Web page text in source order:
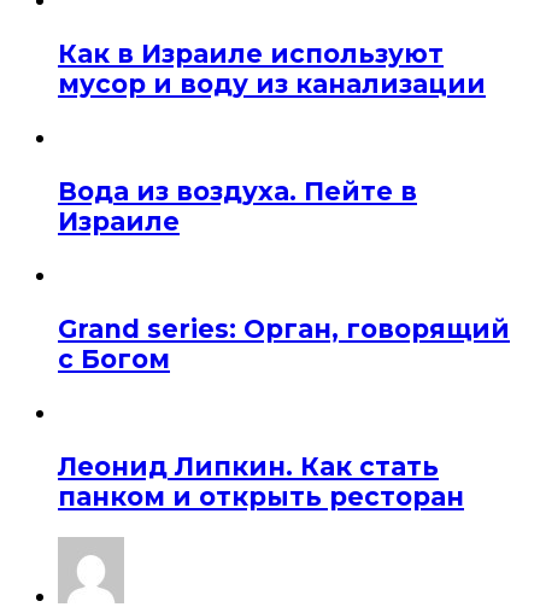
Как в Израиле используют
мусор и воду из канализации
Вода из воздуха. Пейте в
Израиле
Grand series: Орган, говорящий
с Богом
Леонид Липкин. Как стать
панком и открыть ресторан